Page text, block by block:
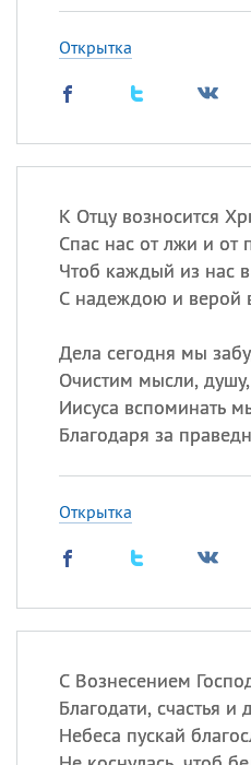
Открытка
К Отцу возносится
Спас нас от лжи и от
Чтоб каждый из нас
С надеждою и верой
Дела сегодня мы
Очистим мысли, душу,
Иисуса вспоминать
Благодаря за
Открытка
С Вознесением
Благодати, счастья и
Небеса пускай